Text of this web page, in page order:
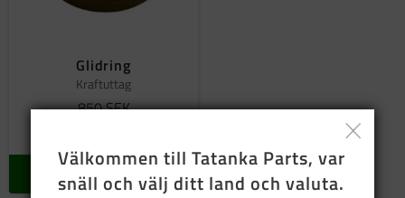
Glidring
Kraftuttag
850SEK
KÖP
Välkommen till Tatanka Parts, var
snäll och välj ditt land och valuta.